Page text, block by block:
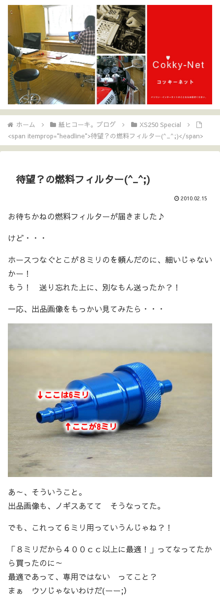
ホーム 紙ヒコーキ。ブログ
XS250 Special
<span itemprop="headline">待望？の燃料フィルター(^_^;)</span>
待望？の燃料フィルター(^_^;)
2010.02.15
お待ちかねの燃料フィルターが届きました♪
けど・・・
ホースつなぐとこが８ミリのを頼んだのに、細いじゃない
かー！
もう！ 送り忘れた上に、別なもん送ったか？！
一応、出品画像をもっかい見てみたら・・・
あ～、そういうこと。
出品画像も、ノギスあてて そうなってた。
でも、これって６ミリ用っていうんじゃね？！
「８ミリだから４００ｃｃ以上に最適！」ってなってたか
ら買ったのに～
最適であって、専用ではない ってこと？
まぁ ウソじゃないわけだ(ーー;）